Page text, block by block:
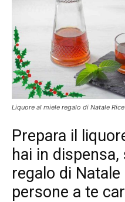
Liquore al miele regalo di Natale
Prepara il
hai in dispensa,
regalo di
persone a te